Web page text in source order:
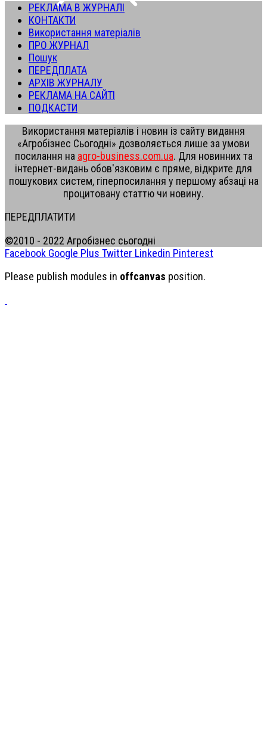
РЕКЛАМА В ЖУРНАЛІ
КОНТАКТИ
Використання матеріалів
ПРО ЖУРНАЛ
Пошук
ПЕРЕДПЛАТА
АРХІВ ЖУРНАЛУ
РЕКЛАМА НА САЙТІ
ПОДКАСТИ
Використання матеріалів і новин із сайту видання
«Агробізнес Сьогодні» дозволяється лише за умови
посилання на agro-business.com.ua. Для новинних та
інтернет-видань обов'язковим є пряме, відкрите для
пошукових систем, гіперпосилання у першому абзаці на
процитовану статтю чи новину.
ПЕРЕДПЛАТИТИ
©2010 - 2022 Агробізнес сьогодні
Facebook Google Plus Twitter Linkedin Pinterest
Please publish modules in offcanvas position.